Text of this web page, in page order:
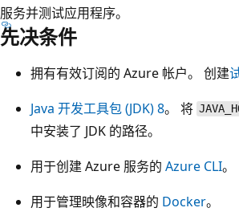
服务并测试应用程序。
先决条件
拥有有效订阅的 Azure 帐户。 创建
Java 开发工具包 (JDK) 8。 将
中安装了 JDK 的路径。
用于创建 Azure 服务的 Azure CLI。
用于管理映像和容器的 Docker。